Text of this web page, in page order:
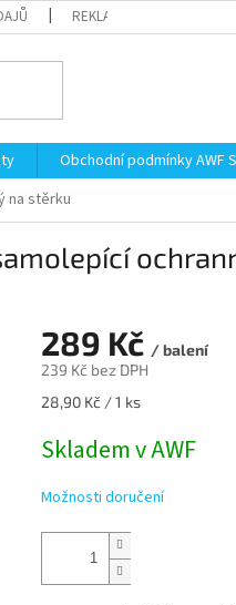
REKLAMACE A VRÁCENÍ
Obchodní podmínky AWF
na stěrku
289 Kč / balení
239 Kč bez DPH
Měrná
28,90 Kč / 1 ks
Skladem v AWF
Možnosti doručení